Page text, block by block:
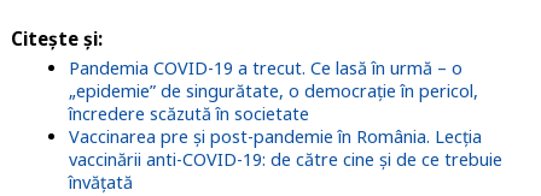
Citește și:
Pandemia COVID-19 a trecut. Ce lasă în urmă – o
„epidemie” de singurătate, o democrație în pericol,
încredere scăzută în societate
Vaccinarea pre și post-pandemie în România. Lecția
vaccinării anti-COVID-19: de către cine și de ce trebuie
învățată